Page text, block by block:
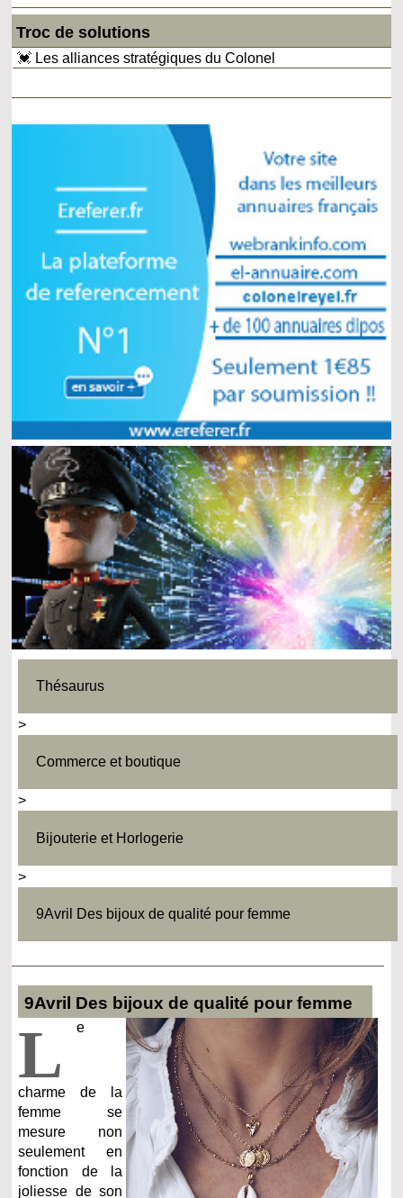
Troc de solutions
💓 Les alliances stratégiques du Colonel
Thésaurus
>
Commerce et boutique
>
Bijouterie et Horlogerie
>
9Avril Des bijoux de qualité pour femme
9Avril Des bijoux de qualité pour femme
L e
charme de la
femme se
mesure non
seulement en
fonction de la
joliesse de son